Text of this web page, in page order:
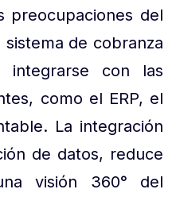
preocupaciones del
de cobranza
integrarse con las
como el ERP, el
La integración
de datos, reduce
visión 360° del